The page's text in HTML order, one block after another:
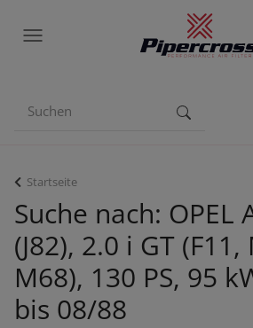
Startseite
Suche nach: OPEL
(J82), 2.0 i GT (F11,
M68), 130 PS, 95
bis 08/88